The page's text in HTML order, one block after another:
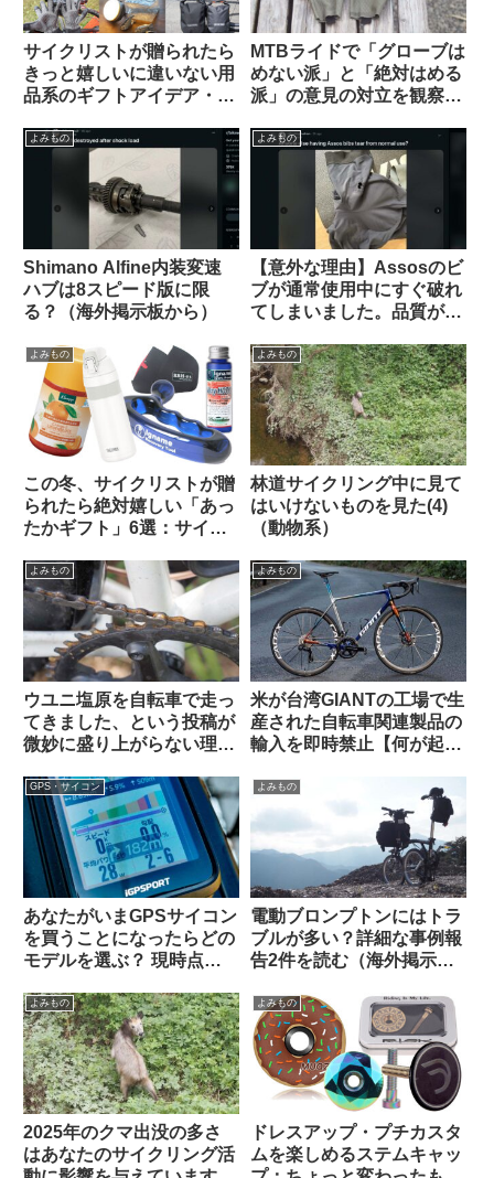
サイクリストが贈られたら
きっと嬉しいに違いない用
品系のギフトアイデア・お
のあるものから】
MTBライドで「グローブは
めない派」と「絶対はめる
派」の意見の対立を観察す
よみもの
Shimano Alfine内装変速
ハブは8スピード版に限
る？（海外掲示板から）
よみもの
【意外な理由】Assosのビ
ブが通常使用中にすぐ破れ
てしまいました。品質が落
（海外掲示板から）
よみもの
この冬、サイクリストが贈
られたら絶対嬉しい「あっ
たかギフト」6選：サイズ
いなく感謝されます
よみもの
林道サイクリング中に見て
はいけないものを見た(4)
（動物系）
よみもの
ウユニ塩原を自転車で走っ
てきました、という投稿が
微妙に盛り上がらない理由
よみもの
米が台湾GIANTの工場で生
産された自転車関連製品の
輸入を即時禁止【何が起こ
GPS・サイコン
あなたがいまGPSサイコン
を買うことになったらどの
モデルを選ぶ？ 現時点で
れ？【海外掲示板から・
2025年10月】
よみもの
電動ブロンプトンにはトラ
ブルが多い？詳細な事例報
告2件を読む（海外掲示板
よみもの
2025年のクマ出没の多さ
はあなたのサイクリング活
よみもの
ドレスアップ・プチカスタ
ムを楽しめるステムキャッ